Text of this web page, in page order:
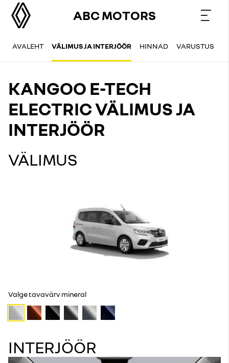
ABC MOTORS
AVALEHT VÄLIMUS JA INTERJÖÖR HINNAD VARUSTUS
KANGOO E-TECH
ELECTRIC VÄLIMUS JA
INTERJÖÖR
VÄLIMUS
Valge tavavärv mineral
INTERJÖÖR